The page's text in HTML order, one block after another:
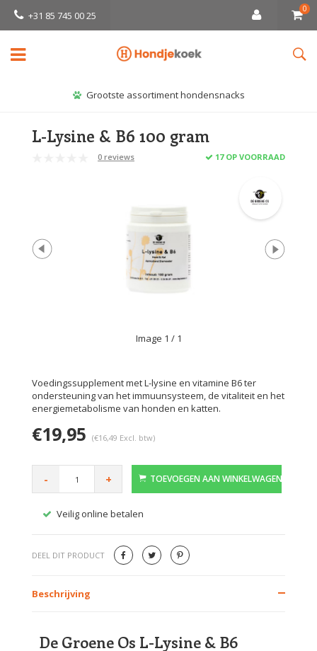
+31 85 745 00 25
0
Grootste assortiment hondensnacks
L-Lysine & B6 100 gram
0 reviews 17 OP VOORRAAD
Image 1 / 1
Voedingssupplement met L-lysine en vitamine B6 ter
ondersteuning van het immuunsysteem, de vitaliteit en het
energiemetabolisme van honden en katten.
€19,95 (€16,49 Excl. btw)
- + TOEVOEGEN AAN WINKELWAGEN
Veilig online betalen
DEEL DIT PRODUCT
Beschrijving
De Groene Os L-Lysine & B6